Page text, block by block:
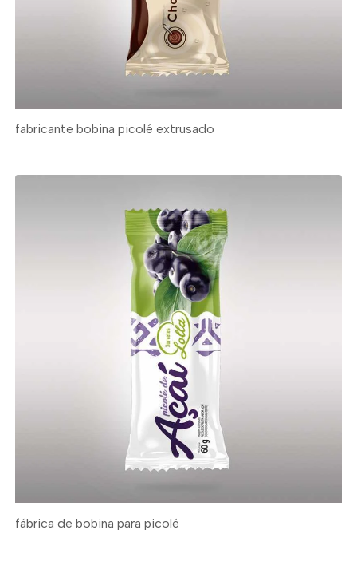
fabricante bobina picolé extrusado
fábrica de bobina para picolé